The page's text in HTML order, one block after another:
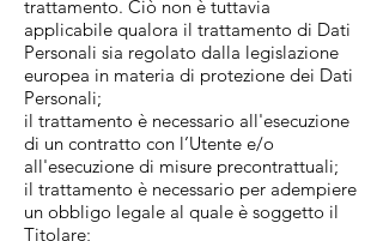
trattamento. Ciò non è tuttavia
applicabile qualora il trattamento di Dati
Personali sia regolato dalla legislazione
europea in materia di protezione dei Dati
Personali;
il trattamento è necessario all'esecuzione
di un contratto con l’Utente e/o
all'esecuzione di misure precontrattuali;
il trattamento è necessario per adempiere
un obbligo legale al quale è soggetto il
Titolare;